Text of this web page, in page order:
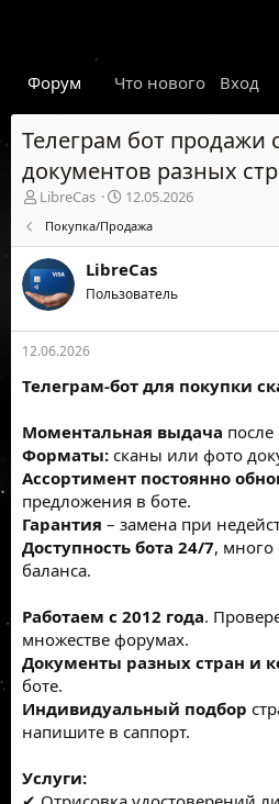
Форум Что нового Вход
Телеграм бот продажи
документов разных
А
о
р
т
е
м
ы
LibreCas
Д
т
н
а
а
12.05.2026
Покупка/Продажа
LibreCas
Пользователь
12.06.2026
Телеграм-бот для покупки
Моментальная выдача
Форматы: сканы или фото
Ассортимент постоянно
предложения в боте.
Гарантия – замена при
Доступность бота 24/7, много
баланса.
Работаем с 2012 года.
множестве форумах.
Документы разных стран и
боте.
Индивидуальный подбор
напишите в саппорт.
Услуги: